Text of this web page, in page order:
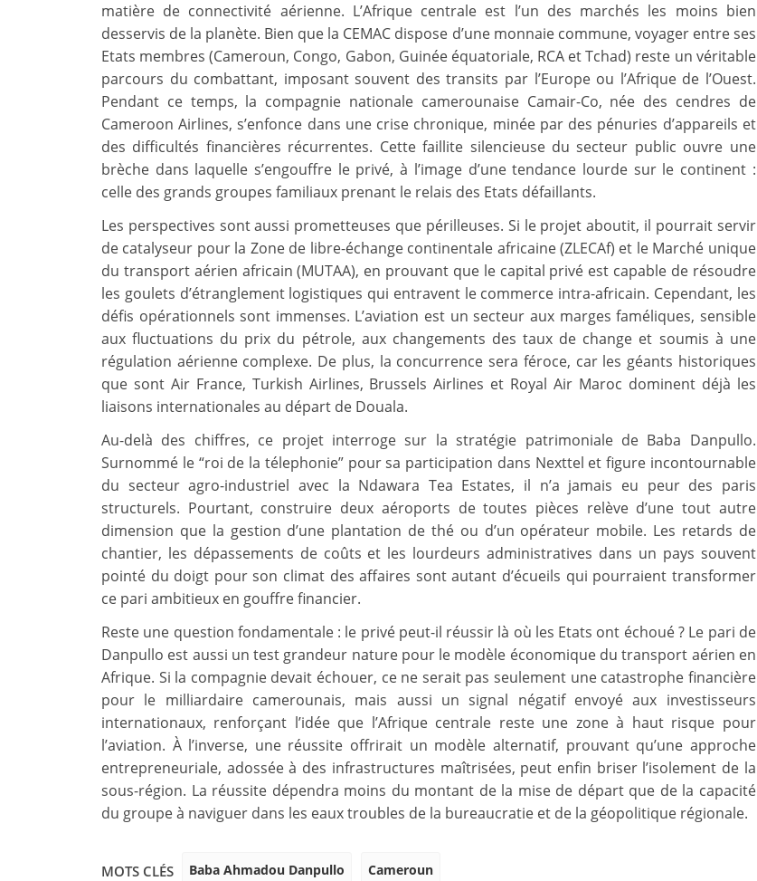
matière de connectivité aérienne. L’Afrique centrale est l’un des marchés les moins bien
desservis de la planète. Bien que la CEMAC dispose d’une monnaie commune, voyager entre ses
Etats membres (Cameroun, Congo, Gabon, Guinée équatoriale, RCA et Tchad) reste un véritable
parcours du combattant, imposant souvent des transits par l’Europe ou l’Afrique de l’Ouest.
Pendant ce temps, la compagnie nationale camerounaise Camair-Co, née des cendres de
Cameroon Airlines, s’enfonce dans une crise chronique, minée par des pénuries d’appareils et
des difficultés financières récurrentes. Cette faillite silencieuse du secteur public ouvre une
brèche dans laquelle s’engouffre le privé, à l’image d’une tendance lourde sur le continent :
celle des grands groupes familiaux prenant le relais des Etats défaillants.
Les perspectives sont aussi prometteuses que périlleuses. Si le projet aboutit, il pourrait servir
de catalyseur pour la Zone de libre-échange continentale africaine (ZLECAf) et le Marché unique
du transport aérien africain (MUTAA), en prouvant que le capital privé est capable de résoudre
les goulets d’étranglement logistiques qui entravent le commerce intra-africain. Cependant, les
défis opérationnels sont immenses. L’aviation est un secteur aux marges faméliques, sensible
aux fluctuations du prix du pétrole, aux changements des taux de change et soumis à une
régulation aérienne complexe. De plus, la concurrence sera féroce, car les géants historiques
que sont Air France, Turkish Airlines, Brussels Airlines et Royal Air Maroc dominent déjà les
liaisons internationales au départ de Douala.
Au-delà des chiffres, ce projet interroge sur la stratégie patrimoniale de Baba Danpullo.
Surnommé le “roi de la télephonie” pour sa participation dans Nexttel et figure incontournable
du secteur agro-industriel avec la Ndawara Tea Estates, il n’a jamais eu peur des paris
structurels. Pourtant, construire deux aéroports de toutes pièces relève d’une tout autre
dimension que la gestion d’une plantation de thé ou d’un opérateur mobile. Les retards de
chantier, les dépassements de coûts et les lourdeurs administratives dans un pays souvent
pointé du doigt pour son climat des affaires sont autant d’écueils qui pourraient transformer
ce pari ambitieux en gouffre financier.
Reste une question fondamentale : le privé peut-il réussir là où les Etats ont échoué ? Le pari de
Danpullo est aussi un test grandeur nature pour le modèle économique du transport aérien en
Afrique. Si la compagnie devait échouer, ce ne serait pas seulement une catastrophe financière
pour le milliardaire camerounais, mais aussi un signal négatif envoyé aux investisseurs
internationaux, renforçant l’idée que l’Afrique centrale reste une zone à haut risque pour
l’aviation. À l’inverse, une réussite offrirait un modèle alternatif, prouvant qu’une approche
entrepreneuriale, adossée à des infrastructures maîtrisées, peut enfin briser l’isolement de la
sous-région. La réussite dépendra moins du montant de la mise de départ que de la capacité
du groupe à naviguer dans les eaux troubles de la bureaucratie et de la géopolitique régionale.
MOTS CLÉS Baba Ahmadou Danpullo Cameroun